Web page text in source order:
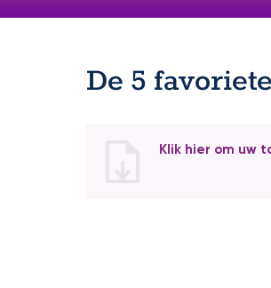
De 5
Klik hier om uw